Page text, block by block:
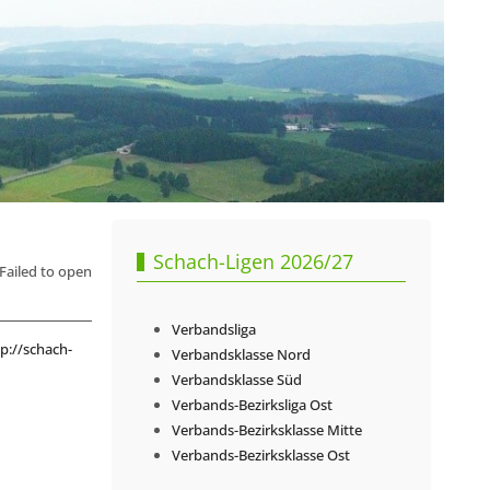
to open
schach-
Schach-Ligen 2026/27
Verbandsliga
Verbandsklasse Nord
Verbandsklasse Süd
Verbands-Bezirksliga Ost
Verbands-Bezirksklasse Mitte
Verbands-Bezirksklasse Ost